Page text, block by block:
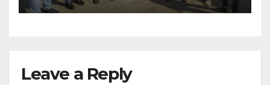
Leave a Reply